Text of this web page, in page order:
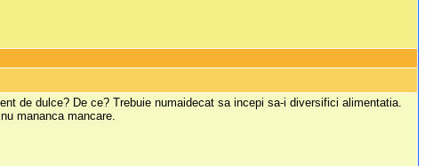
de dulce? De ce? Trebuie numaidecat sa incepi sa-i diversifici alimentatia.
mananca mancare.